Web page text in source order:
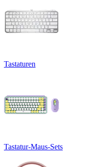
Tastaturen
Tastatur-Maus-Sets